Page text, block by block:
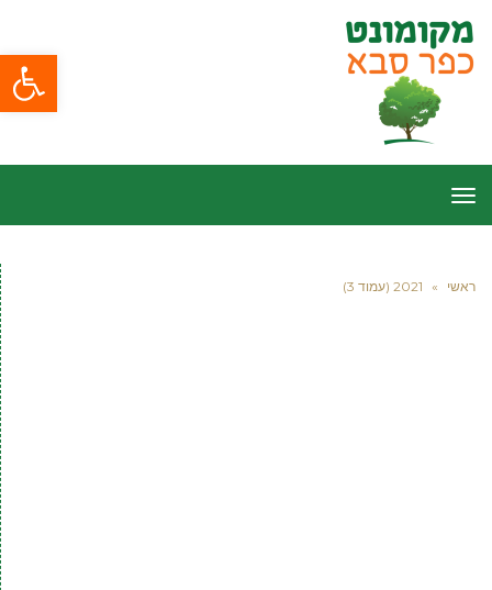
פתח
תפריט
ראשי » 2021 (עמוד 3)